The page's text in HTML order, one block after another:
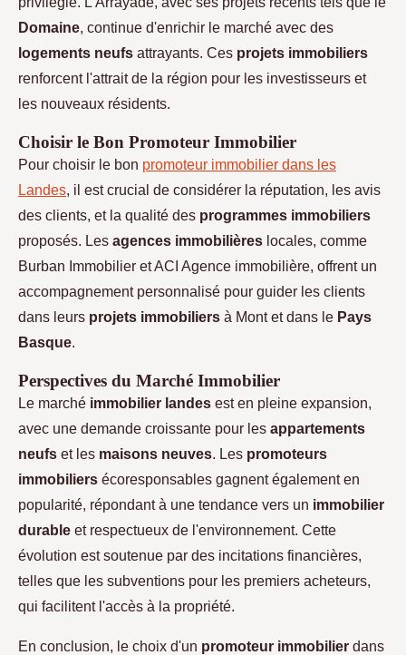
Domaine, continue d'enrichir le marché avec des
logements neufs attrayants. Ces projets immobiliers
renforcent l'attrait de la région pour les investisseurs et
les nouveaux résidents.
Choisir le Bon Promoteur Immobilier
Pour choisir le bon promoteur immobilier dans les
Landes, il est crucial de considérer la réputation, les avis
des clients, et la qualité des programmes immobiliers
proposés. Les agences immobilières locales, comme
Burban Immobilier et ACI Agence immobilière, offrent un
accompagnement personnalisé pour guider les clients
dans leurs projets immobiliers à Mont et dans le Pays
Basque.
Perspectives du Marché Immobilier
Le marché immobilier landes est en pleine expansion,
avec une demande croissante pour les appartements
neufs et les maisons neuves. Les promoteurs
immobiliers écoresponsables gagnent également en
popularité, répondant à une tendance vers un immobilier
durable et respectueux de l'environnement. Cette
évolution est soutenue par des incitations financières,
telles que les subventions pour les premiers acheteurs,
qui facilitent l'accès à la propriété.
En conclusion, le choix d'un promoteur immobilier dans